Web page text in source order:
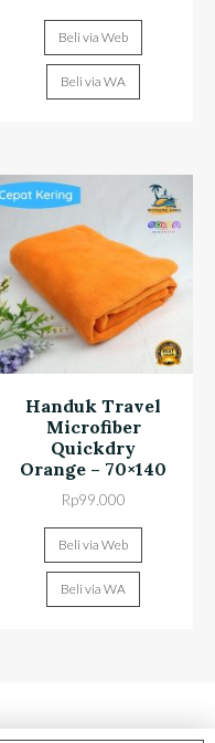
Beli via Web
Beli via WA
Handuk Travel
Microfiber
Quickdry
Orange – 70×140
Rp99.000
Beli via Web
Beli via WA